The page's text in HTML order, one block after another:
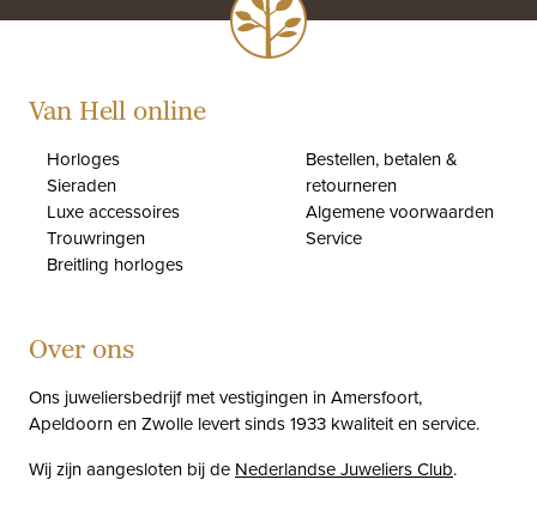
Van Hell online
Horloges
Sieraden
Luxe accessoires
Trouwringen
Breitling horloges
Bestellen, betalen &
retourneren
Algemene voorwaarden
Service
Over ons
Ons juweliersbedrijf met vestigingen in Amersfoort,
Apeldoorn en Zwolle levert sinds 1933 kwaliteit en service.
Wij zijn aangesloten bij de Nederlandse Juweliers Club.